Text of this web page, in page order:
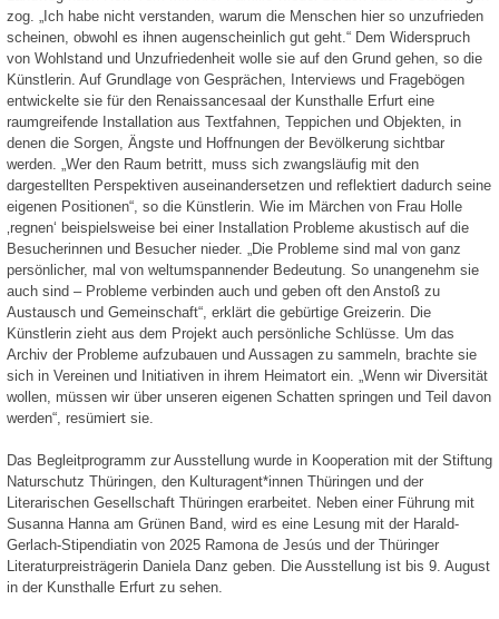
zog. „Ich habe nicht verstanden, warum die Menschen hier so unzufrieden
scheinen, obwohl es ihnen augenscheinlich gut geht.“ Dem Widerspruch
von Wohlstand und Unzufriedenheit wolle sie auf den Grund gehen, so die
Künstlerin. Auf Grundlage von Gesprächen, Interviews und Fragebögen
entwickelte sie für den Renaissancesaal der Kunsthalle Erfurt eine
raumgreifende Installation aus Textfahnen, Teppichen und Objekten, in
denen die Sorgen, Ängste und Hoffnungen der Bevölkerung sichtbar
werden. „Wer den Raum betritt, muss sich zwangsläufig mit den
dargestellten Perspektiven auseinandersetzen und reflektiert dadurch seine
eigenen Positionen“, so die Künstlerin. Wie im Märchen von Frau Holle
‚regnen‘ beispielsweise bei einer Installation Probleme akustisch auf die
Besucherinnen und Besucher nieder. „Die Probleme sind mal von ganz
persönlicher, mal von weltumspannender Bedeutung. So unangenehm sie
auch sind – Probleme verbinden auch und geben oft den Anstoß zu
Austausch und Gemeinschaft“, erklärt die gebürtige Greizerin. Die
Künstlerin zieht aus dem Projekt auch persönliche Schlüsse. Um das
Archiv der Probleme aufzubauen und Aussagen zu sammeln, brachte sie
sich in Vereinen und Initiativen in ihrem Heimatort ein. „Wenn wir Diversität
wollen, müssen wir über unseren eigenen Schatten springen und Teil davon
werden“, resümiert sie.
Das Begleitprogramm zur Ausstellung wurde in Kooperation mit der Stiftung
Naturschutz Thüringen, den Kulturagent*innen Thüringen und der
Literarischen Gesellschaft Thüringen erarbeitet. Neben einer Führung mit
Susanna Hanna am Grünen Band, wird es eine Lesung mit der Harald-
Gerlach-Stipendiatin von 2025 Ramona de Jesús und der Thüringer
Literaturpreisträgerin Daniela Danz geben. Die Ausstellung ist bis 9. August
in der Kunsthalle Erfurt zu sehen.